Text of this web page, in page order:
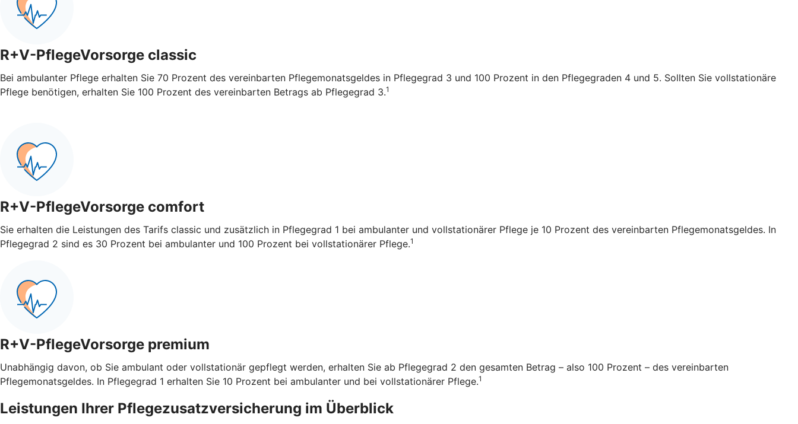
R+V-PflegeVorsorge classic
Bei ambulanter Pflege erhalten Sie 70 Prozent des vereinbarten Pflegemonatsgeldes in Pflegegrad 3 und 100 Prozent in den Pflegegraden 4 und 5. Sollten Sie vollstationäre
Pflege benötigen, erhalten Sie 100 Prozent des vereinbarten Betrags ab Pflegegrad 3.1
R+V-PflegeVorsorge comfort
Sie erhalten die Leistungen des Tarifs classic und zusätzlich in Pflegegrad 1 bei ambulanter und vollstationärer Pflege je 10 Prozent des vereinbarten Pflegemonatsgeldes. In
Pflegegrad 2 sind es 30 Prozent bei ambulanter und 100 Prozent bei vollstationärer Pflege.1
R+V-PflegeVorsorge premium
Unabhängig davon, ob Sie ambulant oder vollstationär gepflegt werden, erhalten Sie ab Pflegegrad 2 den gesamten Betrag – also 100 Prozent – des vereinbarten
Pflegemonatsgeldes. In Pflegegrad 1 erhalten Sie 10 Prozent bei ambulanter und bei vollstationärer Pflege.1
Leistungen Ihrer Pflegezusatzversicherung im Überblick